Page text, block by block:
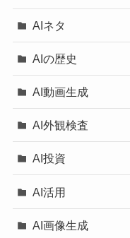
AIネタ
AIの歴史
AI動画生成
AI外観検査
AI投資
AI活用
AI画像生成